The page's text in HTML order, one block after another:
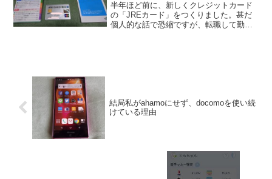
半年ほど前に、新しくクレジットカード
の「JREカード」をつくりました。甚だ
個人的な話で恐縮ですが、転職して勤務
結局私がahamoにせず、docomoを使い続
けている理由